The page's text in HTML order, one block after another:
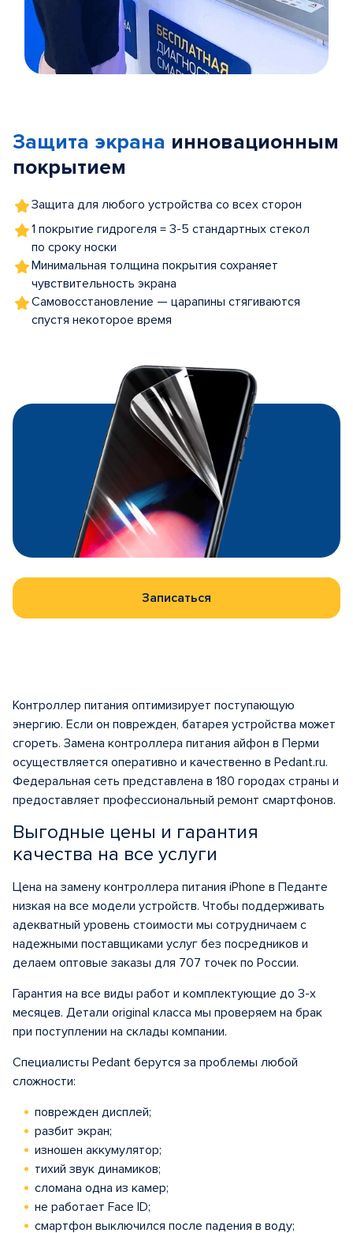
5
Защита экрана инновационным
покрытием
Защита для любого устройства со всех сторон
1 покрытие гидрогеля = 3-5 стандартных стекол
по сроку носки
Минимальная толщина покрытия сохраняет
чувствительность экрана
Самовосстановление — царапины стягиваются
спустя некоторое время
Записаться
Контроллер питания оптимизирует поступающую
энергию. Если он поврежден, батарея устройства может
сгореть. Замена контроллера питания айфон в Перми
осуществляется оперативно и качественно в Pedant.ru.
Федеральная сеть представлена в 180 городах страны и
предоставляет профессиональный ремонт смартфонов.
Выгодные цены и гарантия
качества на все услуги
Цена на замену контроллера питания iPhone в Педанте
низкая на все модели устройств. Чтобы поддерживать
адекватный уровень стоимости мы сотрудничаем с
надежными поставщиками услуг без посредников и
делаем оптовые заказы для 707 точек по России.
Гарантия на все виды работ и комплектующие до 3-х
месяцев. Детали original класса мы проверяем на брак
при поступлении на склады компании.
Специалисты Pedant берутся за проблемы любой
сложности:
поврежден дисплей;
разбит экран;
изношен аккумулятор;
тихий звук динамиков;
сломана одна из камер;
не работает Face ID;
смартфон выключился после падения в воду;